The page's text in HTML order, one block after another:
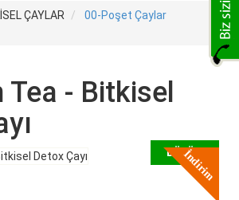
ÇAYLAR
00-Poşet Çaylar
Tea - Bitkisel
İndirim
BÜYÜT